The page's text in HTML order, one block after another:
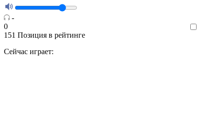
-
0
151 Позиция в рейтинге
Сейчас играет: